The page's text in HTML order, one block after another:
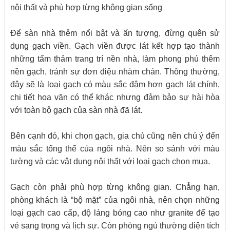
nội thất và phù hợp từng không gian sống
Để sàn nhà thêm nổi bật và ấn tượng, đừng quên sử
dụng gạch viền. Gạch viền được lát kết hợp tạo thành
những tấm thảm trang trí nền nhà, làm phong phú thêm
nền gạch, tránh sự đơn điệu nhàm chán. Thông thường,
đây sẽ là loại gạch có màu sắc đậm hơn gạch lát chính,
chi tiết hoa văn có thể khác nhưng đảm bảo sự hài hòa
với toàn bộ gạch của sàn nhà đã lát.
Bên cạnh đó, khi chọn gạch, gia chủ cũng nên chú ý đến
màu sắc tổng thể của ngôi nhà. Nên so sánh với màu
tường và các vật dụng nội thất với loại gạch chọn mua.
Gạch còn phải phù hợp từng không gian. Chẳng hạn,
phòng khách là “bộ mặt” của ngôi nhà, nên chọn những
loại gạch cao cấp, độ láng bóng cao như granite để tạo
vẻ sang trọng và lịch sự. Còn phòng ngủ thường diện tích